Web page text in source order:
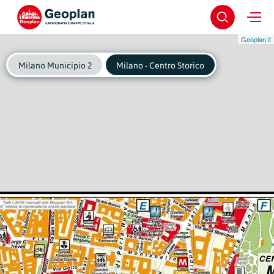
Geoplan.it
Milano Municipio 2 Milano - Centro Storico